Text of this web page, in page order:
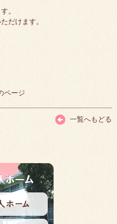
。
だけます。
ページ
一覧へもどる